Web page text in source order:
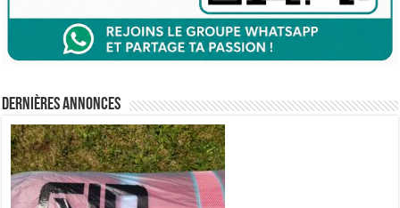
Dernières annonces